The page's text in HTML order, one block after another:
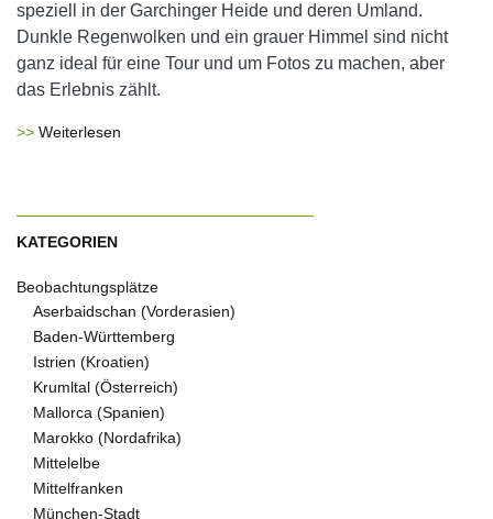
speziell in der Garchinger Heide und deren Umland.
Dunkle Regenwolken und ein grauer Himmel sind nicht
ganz ideal für eine Tour und um Fotos zu machen, aber
das Erlebnis zählt.
Weiterlesen
KATEGORIEN
Beobachtungsplätze
Aserbaidschan (Vorderasien)
Baden-Württemberg
Istrien (Kroatien)
Krumltal (Österreich)
Mallorca (Spanien)
Marokko (Nordafrika)
Mittelelbe
Mittelfranken
München-Stadt